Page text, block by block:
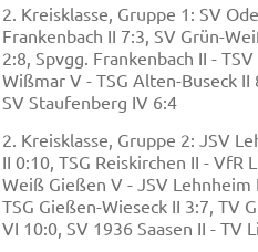
2. Kreisklasse, Gruppe 1: SV
Frankenbach II 7:3, SV Grün-
2:8, Spvgg. Frankenbach II -
Wißmar V - TSG Alten-Buseck
SV Staufenberg IV 6:4
2. Kreisklasse, Gruppe 2: JSV
II 0:10, TSG Reiskirchen II - VfR
Weiß Gießen V - JSV
TSG Gießen-Wieseck II 3:7, TV
VI 10:0, SV 1936 Saasen II - TV